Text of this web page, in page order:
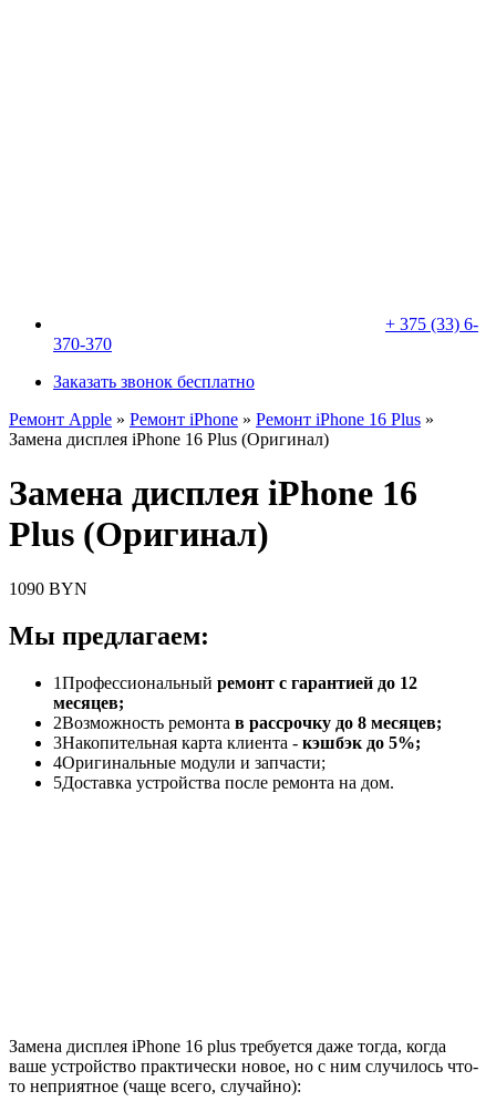
+ 375 (33) 6-
370-370
Заказать звонок бесплатно
Ремонт Apple » Ремонт iPhone » Ремонт iPhone 16 Plus »
Замена дисплея iPhone 16 Plus (Оригинал)
Замена дисплея iPhone 16
Plus (Оригинал)
1090 BYN
Мы предлагаем:
1Профессиональный ремонт с гарантией до 12
месяцев;
2Возможность ремонта в рассрочку до 8 месяцев;
3Накопительная карта клиента - кэшбэк до 5%;
4Оригинальные модули и запчасти;
5Доставка устройства после ремонта на дом.
Замена дисплея iPhone 16 plus требуется даже тогда, когда
ваше устройство практически новое, но с ним случилось что-
то неприятное (чаще всего, случайно):